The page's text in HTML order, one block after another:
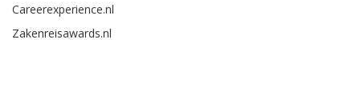
Careerexperience.nl
Zakenreisawards.nl